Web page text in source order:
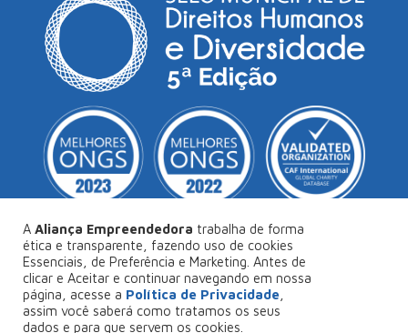
© Copyright 2026Aliança Empreendedora
Desenvolvido porCollabs
Política de Privacidade
A Aliança Empreendedora trabalha de forma
ética e transparente, fazendo uso de cookies
Essenciais, de Preferência e Marketing. Antes de
clicar e Aceitar e continuar navegando em nossa
página, acesse a Política de Privacidade
assim você saberá como tratamos os seus
dados e para que servem os cookies.